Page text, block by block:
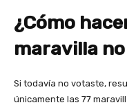
¿Cómo
maravilla
Si todavía no votaste,
únicamente las 77